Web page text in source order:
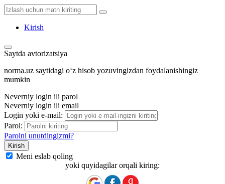
Kirish
Saytda avtorizatsiya
norma.uz saytidagi oʻz hisob yozuvingizdan foydalanishingiz
mumkin
Neverniy login ili parol
Neverniy login ili email
Login yoki e-mail:
Parol:
Parolni unutdingizmi?
Meni eslab qoling
yoki quyidagilar orqali kiring: